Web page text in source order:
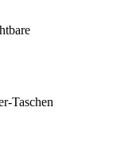
Taschen